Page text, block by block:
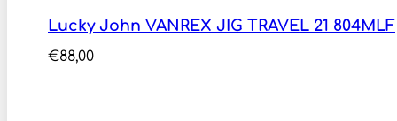
Lucky John VANREX JIG TRAVEL 21 804MLF
€88,00